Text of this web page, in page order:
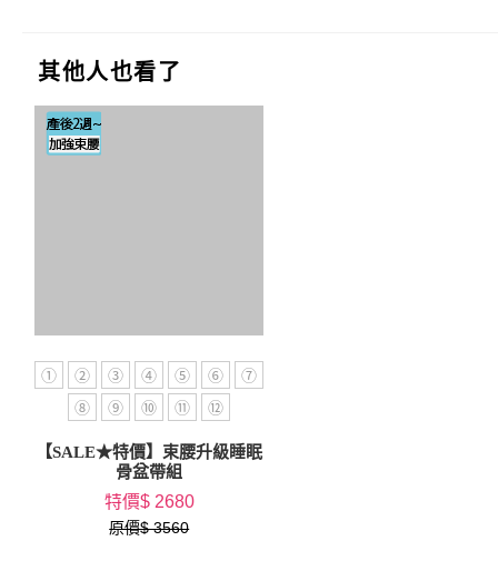
其他人也看了
① ② ③ ④ ⑤ ⑥
⑦
⑧
⑨ ⑩ ⑪ ⑫
【SALE★特價】束腰升級睡眠
骨盆帶組
特價$ 2680
原價$ 3560